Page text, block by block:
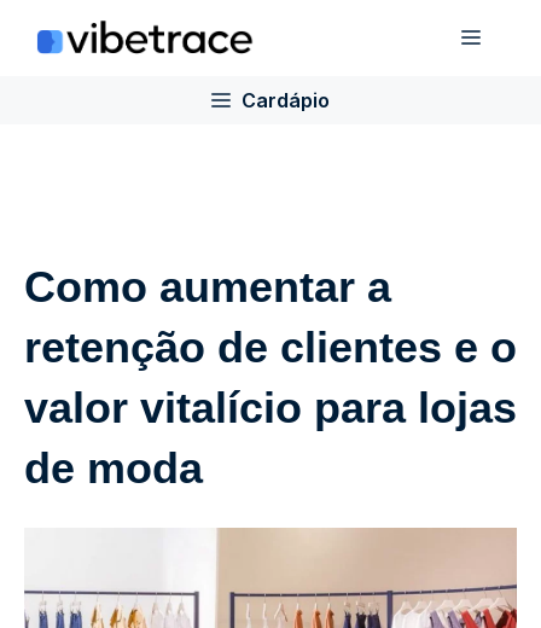
para
Cardápio
Como aumentar a
retenção de clientes e o
valor vitalício para lojas
de moda